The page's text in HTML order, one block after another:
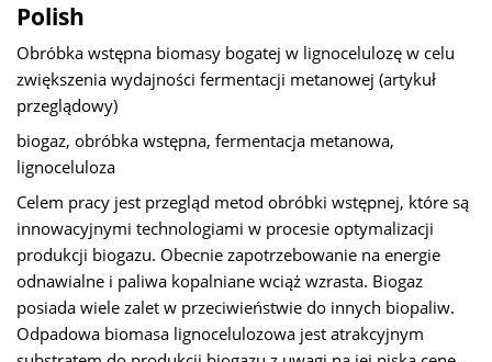
Polish
Obróbka wstępna biomasy bogatej w lignocelulozę w celu
zwiększenia wydajności fermentacji metanowej (artykuł
przeglądowy)
biogaz, obróbka wstępna, fermentacja metanowa,
lignoceluloza
Celem pracy jest przegląd metod obróbki wstępnej, które są
innowacyjnymi technologiami w procesie optymalizacji
produkcji biogazu. Obecnie zapotrzebowanie na energie
odnawialne i paliwa kopalniane wciąż wzrasta. Biogaz
posiada wiele zalet w przeciwieństwie do innych biopaliw.
Odpadowa biomasa lignocelulozowa jest atrakcyjnym